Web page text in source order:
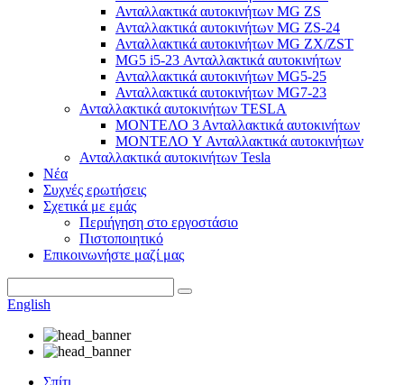
Ανταλλακτικά αυτοκινήτων MG ZS
Ανταλλακτικά αυτοκινήτων MG ZS-24
Ανταλλακτικά αυτοκινήτων MG ZX/ZST
MG5 i5-23 Ανταλλακτικά αυτοκινήτων
Ανταλλακτικά αυτοκινήτων MG5-25
Ανταλλακτικά αυτοκινήτων MG7-23
Ανταλλακτικά αυτοκινήτων TESLA
ΜΟΝΤΕΛΟ 3 Ανταλλακτικά αυτοκινήτων
ΜΟΝΤΕΛΟ Y Ανταλλακτικά αυτοκινήτων
Ανταλλακτικά αυτοκινήτων Tesla
Νέα
Συχνές ερωτήσεις
Σχετικά με εμάς
Περιήγηση στο εργοστάσιο
Πιστοποιητικό
Επικοινωνήστε μαζί μας
English
Σπίτι